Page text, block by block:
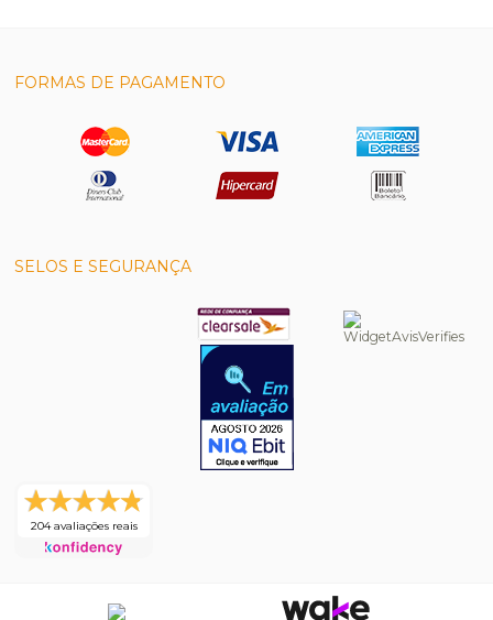
FORMAS DE PAGAMENTO
SELOS E SEGURANÇA
204 avaliações reais